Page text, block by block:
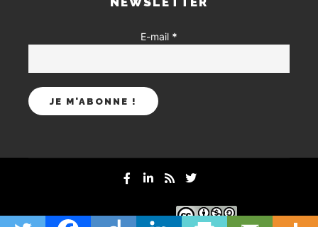
E-mail *
mentions-legales